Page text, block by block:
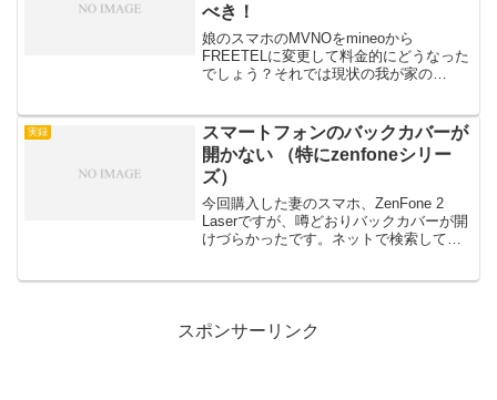
べき！
娘のスマホのMVNOをmineoから
FREETELに変更して料金的にどうなった
でしょう？それでは現状の我が家の
プラン）妻：mineo 1,400円（音声...
実録
スマートフォンのバックカバーが
開かない （特にzenfoneシリー
ズ）
今回購入した妻のスマホ、ZenFone 2
Laserですが、噂どおりバックカバーが開
けづらかったです。ネットで検索してみ
スポンサーリンク